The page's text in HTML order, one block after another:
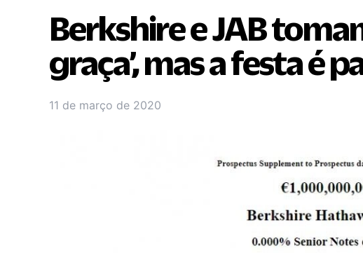
Berkshire e JAB
graça’, mas a festa é
11 de março de 2020